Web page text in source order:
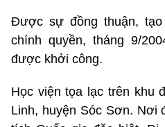
Được sự đồng thuận,
chính quyền, tháng 9/
được khởi công.
Học viện tọa lạc trên khu
Linh, huyện Sóc Sơn. Nơi